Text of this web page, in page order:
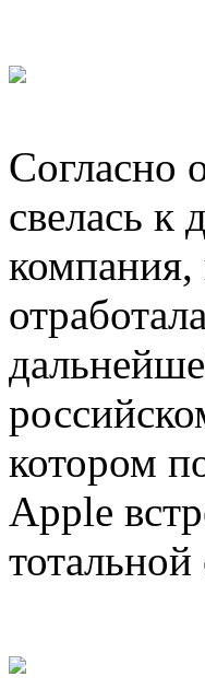
Согласно
свелась к
компания,
котором
Apple